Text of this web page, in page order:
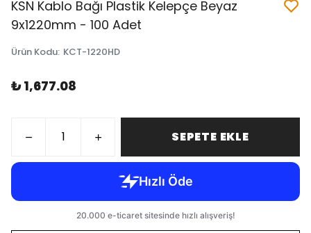
KSN Kablo Bağı Plastik Kelepçe Beyaz
9x1220mm - 100 Adet
Ürün Kodu: KCT-1220HD
₺ 1,677.08
SEPETE EKLE